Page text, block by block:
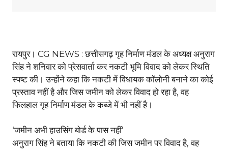
रायपुर। CG NEWS : छत्तीसगढ़ गृह निर्माण मंडल के अध्यक्ष अनुराग
सिंह ने शनिवार को प्रेसवार्ता कर नकटी भूमि विवाद को लेकर स्थिति
स्पष्ट की। उन्होंने कहा कि नकटी में विधायक कॉलोनी बनाने का कोई
प्रस्ताव नहीं है और जिस जमीन को लेकर विवाद हो रहा है, वह
फिलहाल गृह निर्माण मंडल के कब्जे में भी नहीं है।
‘जमीन अभी हाउसिंग बोर्ड के पास नहीं’
अनुराग सिंह ने बताया कि नकटी की जिस जमीन पर विवाद है, वह